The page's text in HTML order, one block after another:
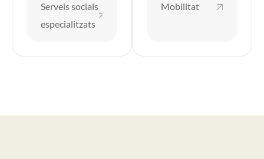
Serveis socials
especialitzats
Mobilitat